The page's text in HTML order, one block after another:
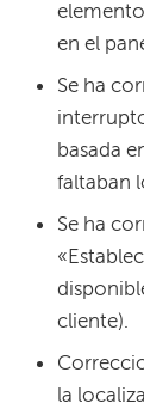
en el
Se ha
basada
faltaban
Se ha
cliente).
la